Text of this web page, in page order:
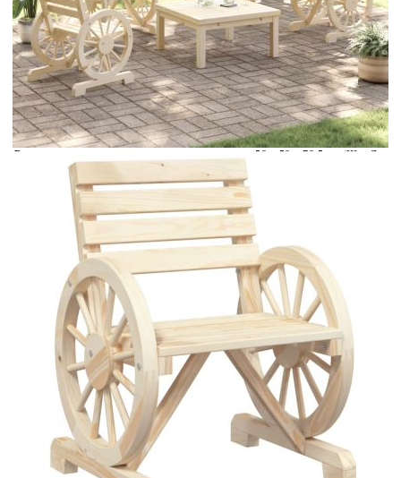
Време за доставка: 5 до 9 дни
Безплатна доставка до адрес при плащане по банков път
Материал:
Масивно чамово дърво
Размери:
58 x 58 x 78,5 см (Ш x Д
Височина на седалката от земята:
Височина на подлакътника от земята:
Размери на седалката:
51 x 35 см (Ш x Д)
Максимален капацитет на натоварване (на
110 кг
Купи на изплащане
Credit calculator
Градински столове, 4 бр, чам масив
Please select credit institution
Цена на продукта:
€435.00
Extraction of information from credit institutions
Предоставената таблица е с информационна цел.
Добавете продукта в количката си с бутона "Добави в
количката" и при поръчка ще можете да изберете броя
вноски на кредита.